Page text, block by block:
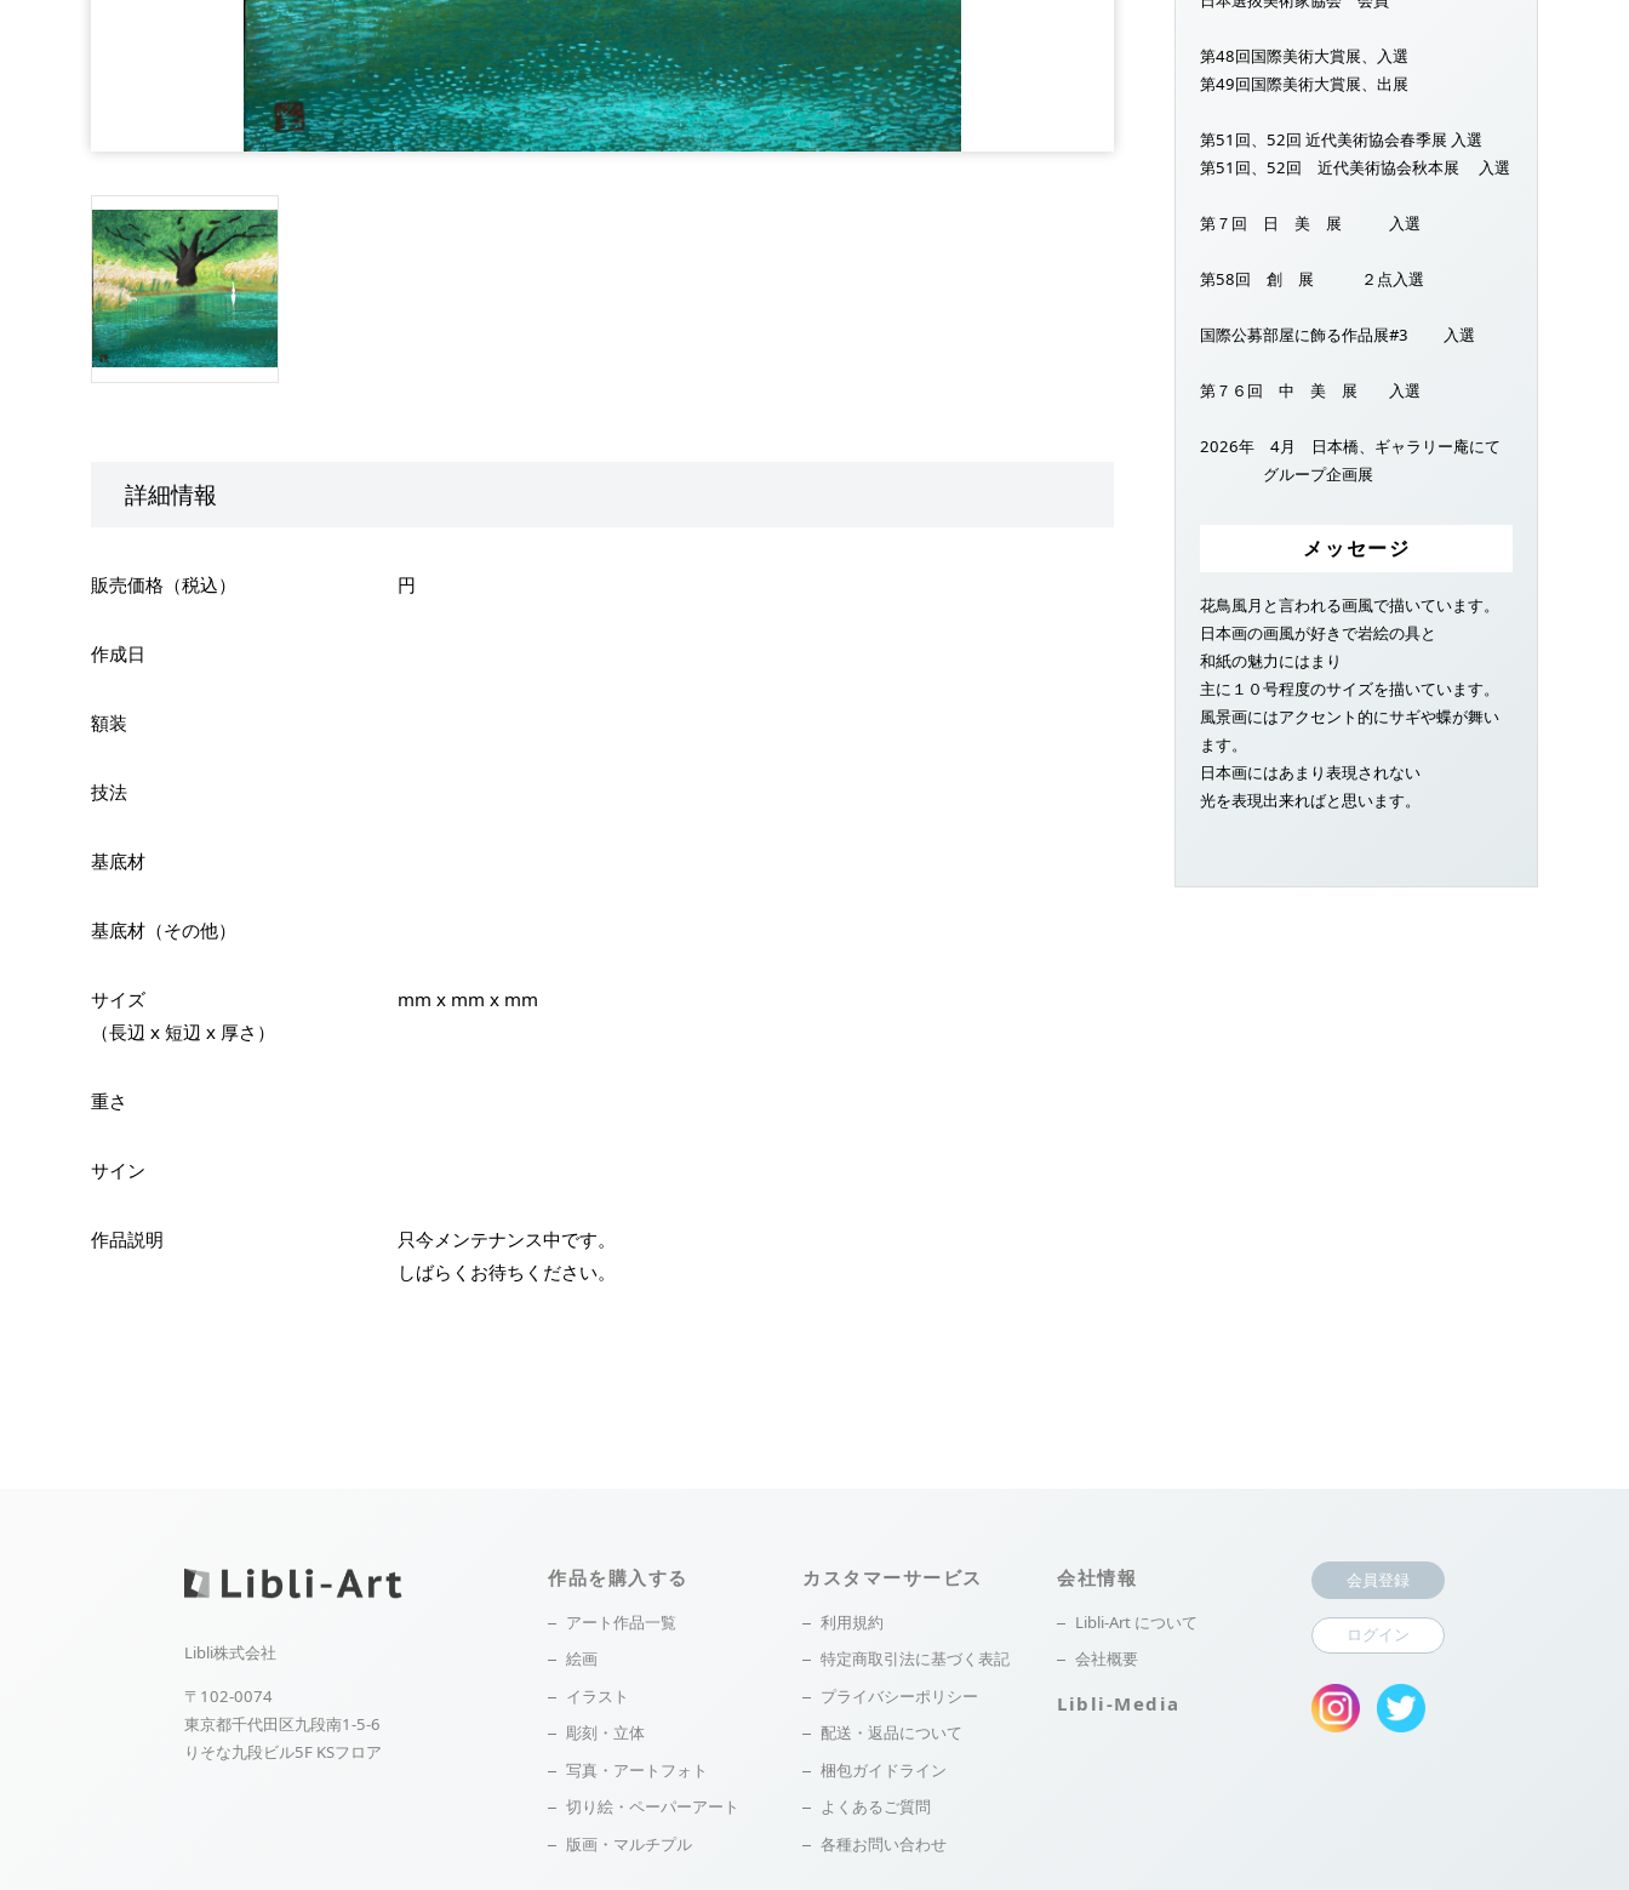
詳細情報
販売価格（税込） 円
作成日
額装
技法
基底材
基底材（その他）
サイズ
（長辺 x 短辺 x 厚さ）
mm x mm x mm
重さ
サイン
作品説明
只今メンテナンス中です。
しばらくお待ちください。
第48回国際美術大賞展、入選
第49回国際美術大賞展、出展
第51回、52回 近代美術協会春季展 入選
第51回、52回 近代美術協会秋本展 入選
第７回 日 美 展 入選
第58回 創 展 ２点入選
国際公募部屋に飾る作品展#3 入選
第７６回 中 美 展 入選
2026年 4月 日本橋、ギャラリー庵にて
グループ企画展
メッセージ
花鳥風月と言われる画風で描いています。
日本画の画風が好きで岩絵の具と
和紙の魅力にはまり
主に１０号程度のサイズを描いています。
風景画にはアクセント的にサギや蝶が舞い
ます。
日本画にはあまり表現されない
光を表現出来ればと思います。
Libli株式会社
〒102-0074
東京都千代田区九段南1-5-6
りそな九段ビル5F KSフロア
作品を購入する
アート作品一覧
絵画
イラスト
彫刻・立体
写真・アートフォト
切り絵・ペーパーアート
版画・マルチプル
カスタマーサービス
利用規約
特定商取引法に基づく表記
プライバシーポリシー
配送・返品について
梱包ガイドライン
よくあるご質問
各種お問い合わせ
会社情報
Libli-Art について
会社概要
Libli-Media
会員登録
ログイン